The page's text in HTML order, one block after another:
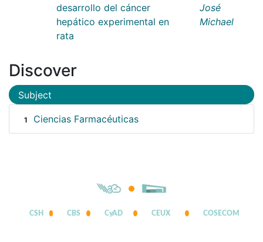
desarrollo del cáncer
hepático experimental en
rata
José
Michael
Discover
Subject
1 Ciencias Farmacéuticas
CSH CBS CyAD CEUX COSECOM